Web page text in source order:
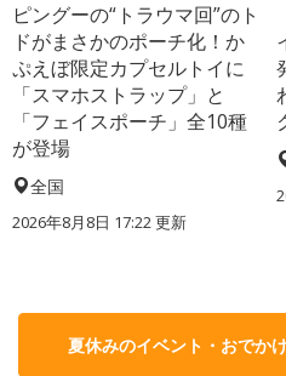
ピングーの“トラウマ回”のト
ドがまさかのポーチ化！か
ぷえぼ限定カプセルトイに
「スマホストラップ」と
「フェイスポーチ」全10種
が登場
全国
2026年8月8日 17:22更新
夏休みのイベント・おでか